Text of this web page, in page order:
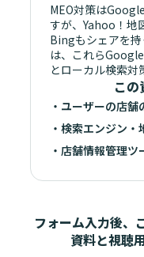
MEO対策は
すが、Yahoo！
Bingもシェアを持
は、これら
とローカル検索対
この
・ユーザーの店
・検索エンジン
・店舗情報管理
フォーム入力後、
資料と視聴